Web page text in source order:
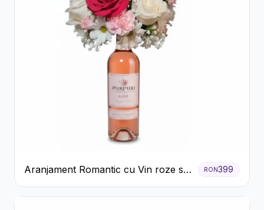
Aranjament Romantic cu Vin roze si
Flori pastel
RON399